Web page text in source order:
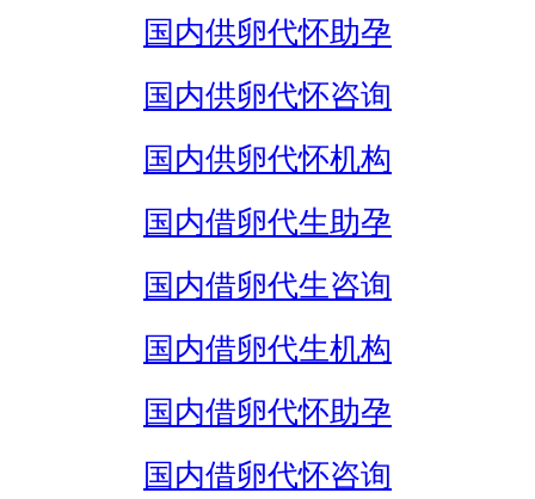
国内供卵代怀助孕
国内供卵代怀咨询
国内供卵代怀机构
国内借卵代生助孕
国内借卵代生咨询
国内借卵代生机构
国内借卵代怀助孕
国内借卵代怀咨询